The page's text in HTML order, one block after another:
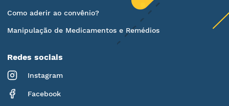
Como aderir ao convênio?
Manipulação de Medicamentos e Remédios
Redes sociais
Instagram
Facebook